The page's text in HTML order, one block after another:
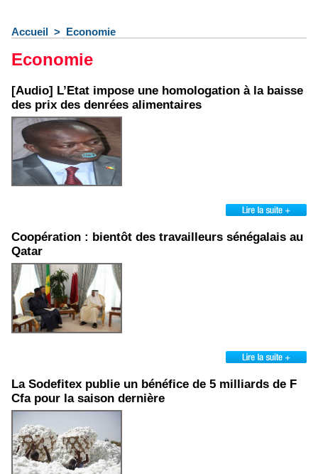
Accueil > Economie
Economie
[Audio] L’Etat impose une homologation à la baisse
des prix des denrées alimentaires
Coopération : bientôt des travailleurs sénégalais au
Qatar
La Sodefitex publie un bénéfice de 5 milliards de F
Cfa pour la saison dernière